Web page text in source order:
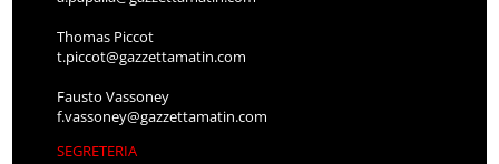
Thomas Piccot
t.piccot@gazzettamatin.com
Fausto Vassoney
f.vassoney@gazzettamatin.com
SEGRETERIA